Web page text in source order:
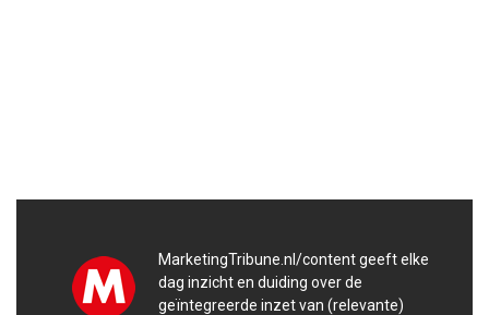
MarketingTribune.nl/content geeft elke
dag inzicht en duiding over de
geïntegreerde inzet van (relevante)